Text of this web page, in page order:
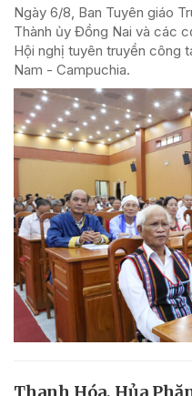
Ngày 6/8, Ban Tuyên giáo
Thành ủy Đồng Nai và các
Hội nghị tuyên truyền công
Nam - Campuchia.
Thanh Hóa, Hủa